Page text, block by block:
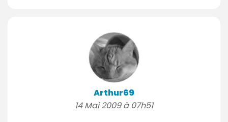
Arthur69
14 Mai 2009 à 07h51